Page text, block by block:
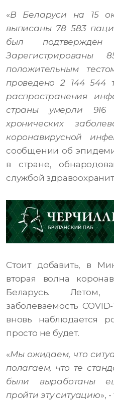
«В Беларуси на 15
выписаны 78 583
был подтверждён
положительным
проведено 2 144 544
распространения
страны умерли
хронических
коронавирусной
сообщении об
в стране,
службой
Стоит добавить, в
вторая волна
Беларусь. Летом,
заболеваемость
вновь наблюдается
просто не будет.
«Мы ожидаем, что
полагаем, что те
были выработаны
пройти эту ситуацию»,